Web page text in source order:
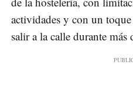
actividades y con un
salir a la calle durante